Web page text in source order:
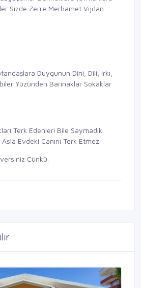
Sizde Zerre Merhamet Vijdan
Duygunun Dini, Dili, Irkı,
Yüzünden Barınaklar Sokaklar
Terk Edenleri Bile Saymadık.
Evdeki Canını Terk Etmez.
Çünkü.